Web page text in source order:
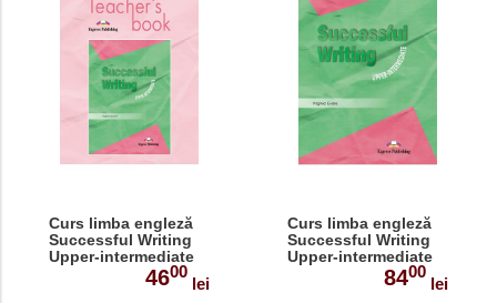
Curs limba engleză
Successful Writing
Upper-intermediate
4600
lei
Curs limba engleză
Successful Writing
Upper-intermediate
Manualul elevului
8400
lei